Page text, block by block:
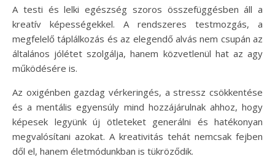
A testi és lelki egészség szoros összefüggésben áll a
kreatív képességekkel. A rendszeres testmozgás, a
megfelelő táplálkozás és az elegendő alvás nem csupán az
általános jólétet szolgálja, hanem közvetlenül hat az agy
működésére is.
Az oxigénben gazdag vérkeringés, a stressz csökkentése
és a mentális egyensúly mind hozzájárulnak ahhoz, hogy
képesek legyünk új ötleteket generálni és hatékonyan
megvalósítani azokat. A kreativitás tehát nemcsak fejben
dől el, hanem életmódunkban is tükröződik.